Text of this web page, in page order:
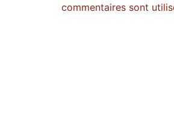
commentaires sont